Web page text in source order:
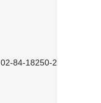
02-84-18250-2601